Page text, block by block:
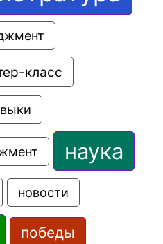
класс
наука
новости
победы